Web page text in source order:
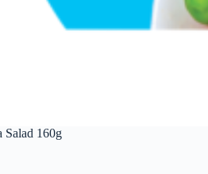
Salad 160g